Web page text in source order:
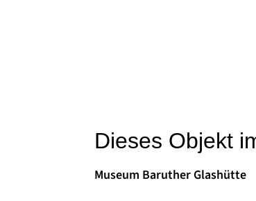
Dieses Objekt
Museum Baruther Glashütte